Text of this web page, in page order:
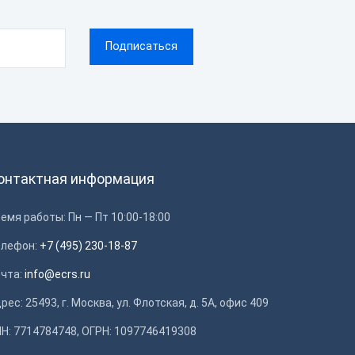
информация
работы: Пн — Пт 10:00-18:00
+7 (495) 230-18-87
info@ecrs.ru
25493, г. Москва, ул. Флотская, д. 5А, офис 409
7714784748, ОГРН: 1097746419308